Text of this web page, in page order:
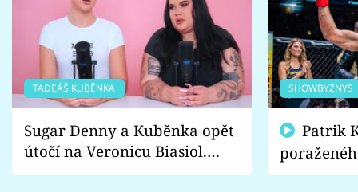
TADEÁŠ KUBĚNKA
Sugar Denny a Kuběnka opět
útočí na Veronicu Biasiol.
Proč je podle nich falešná a
SHOWBYZNYS
fanoušci